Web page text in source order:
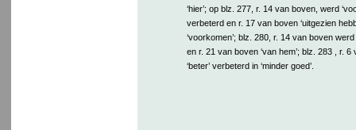
‘hier’; op blz. 277, r. 14 van boven, werd
verbeterd en r. 17 van boven ‘uitgezien
‘voorkomen’; blz. 280, r. 14 van boven werd
en r. 21 van boven ‘van hem’; blz. 283 , r.
‘beter’ verbeterd in ‘minder goed’.